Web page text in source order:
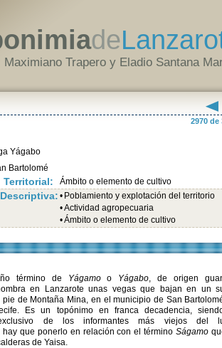
de
Maximiano Trapero y Eladio Santana
2970 de
Yágabo
Bartolomé
Ámbito o elemento de cultivo
• Poblamiento y explotación del territorio
•Actividad agropecuaria
•Ámbito o elemento de cultivo
término de Yágamoo Yágabo, de origen
en Lanzarote unas vegas que bajan en un
de Montaña Mina, en el municipio de San
Es un topónimo en franca decadencia,
de los informantes más viejos del
hay que ponerlo en relación con el términoSágamo
de Yaisa.